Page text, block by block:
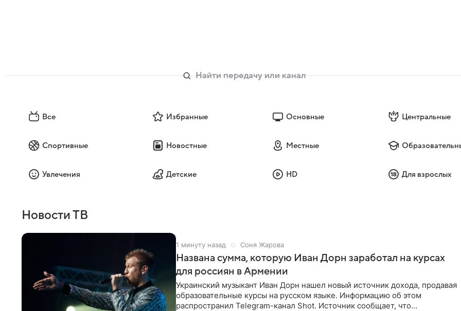
Все Избранные Основные Центральные
Спортивные Новостные Местные
Увлечения Детские HD Для взрослых
Новости ТВ
1 минуту назад Соня Жарова
Названа сумма, которую Иван Дорн заработал на курсах
для россиян в Армении
Украинский музыкант Иван Дорн нашел новый источник дохода, продавая
образовательные курсы на русском языке. Информацию об этом
распространил Telegram-канал Shot. Источник сообщает, что